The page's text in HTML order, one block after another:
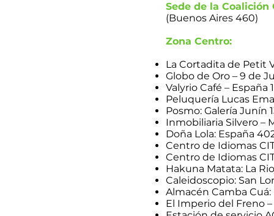
Sede de la Coalición
(Buenos Aires 460)
Zona Centro:
La Cortadita de Petit
Globo de Oro – 9 de
Valyrio Café – España
Peluquería Lucas
Posmo: Galería Junín
Inmobiliaria Silvero –
Doña Lola: España
Centro de Idiomas
Centro de Idiomas
Hakuna Matata: La
Caleidoscopio: San
Almacén Camba Cuá:
El Imperio del Freno –